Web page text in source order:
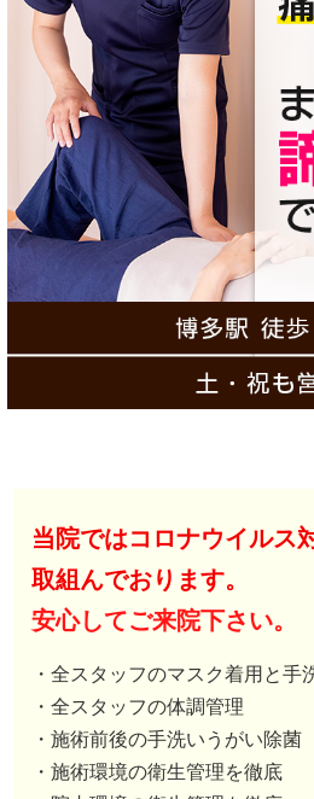
当院ではコロナウイルス
取組んでおります。
安心してご来院下さい。
・全スタッフのマスク着用と手
・全スタッフの体調管理
・施術前後の手洗いうがい除菌
・施術環境の衛生管理を徹底